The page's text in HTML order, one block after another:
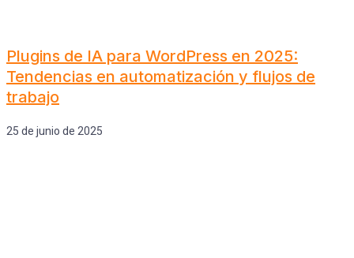
Plugins de IA para WordPress en 2025:
Tendencias en automatización y flujos de
trabajo
25 de junio de 2025